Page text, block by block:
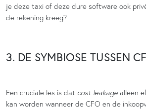
je deze taxi of deze dure software ook
de rekening kreeg?
3. DE SYMBIOSE TUSSEN
Een cruciale les is dat cost leakage alleen
kan worden wanneer de CFO en de